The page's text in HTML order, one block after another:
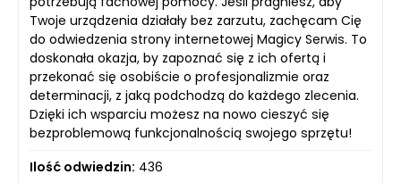
Twoje urządzenia działały bez zarzutu, zachęcam Cię
do odwiedzenia strony internetowej Magicy Serwis. To
doskonała okazja, by zapoznać się z ich ofertą i
przekonać się osobiście o profesjonalizmie oraz
determinacji, z jaką podchodzą do każdego zlecenia.
Dzięki ich wsparciu możesz na nowo cieszyć się
bezproblemową funkcjonalnością swojego sprzętu!
Ilość odwiedzin: 436